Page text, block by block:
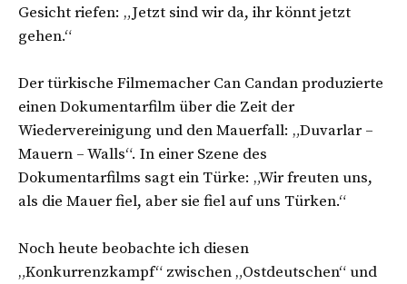
Gesicht riefen: „Jetzt sind wir da, ihr könnt jetzt
gehen.“
Der türkische Filmemacher Can Candan produzierte
einen Dokumentarfilm über die Zeit der
Wiedervereinigung und den Mauerfall: „Duvarlar –
Mauern – Walls“. In einer Szene des
Dokumentarfilms sagt ein Türke: „Wir freuten uns,
als die Mauer fiel, aber sie fiel auf uns Türken.“
Noch heute beobachte ich diesen
„Konkurrenzkampf“ zwischen „Ostdeutschen“ und